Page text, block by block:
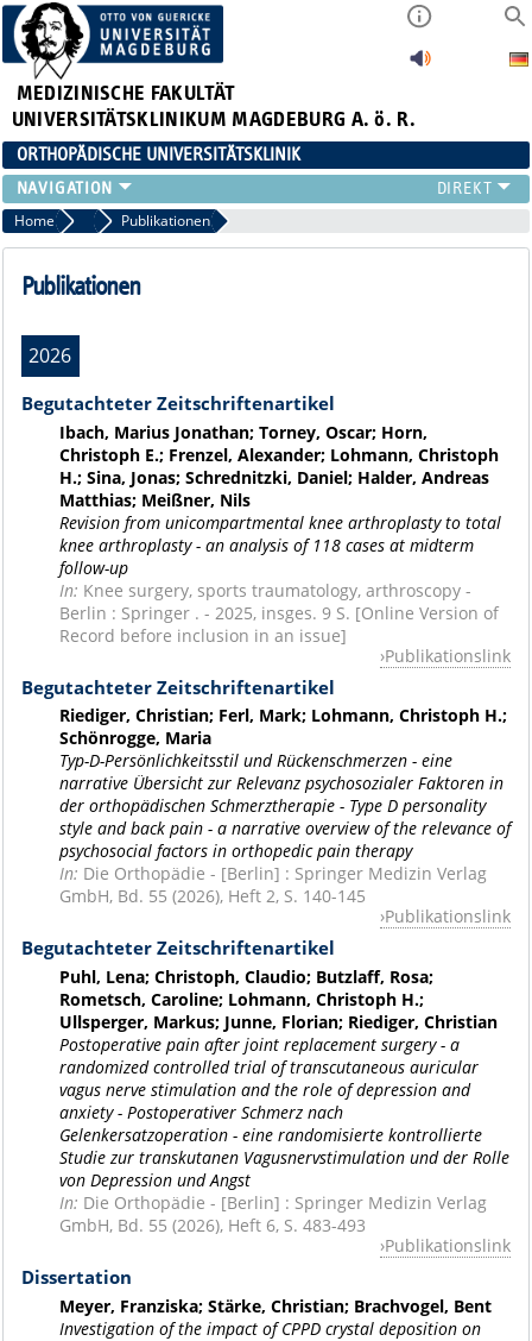
MEDIZINISCHE FAKULTÄT
UNIVERSITÄTSKLINIKUM MAGDEBURG A. ö. R.
ORTHOPÄDISCHE UNIVERSITÄTSKLINIK
TEAM
KLINIK
ÄRZTE
SCHWERPUNKTE
EXP. ORTHOPÄDIE
ENDOPROTHETIKZENTRUM DER MAXIMALVERSORGUNG
Home Exp. Orthopädie
Publikationen
Publikationen
2026
Begutachteter Zeitschriftenartikel
Ibach, Marius Jonathan; Torney, Oscar; Horn,
Christoph E.; Frenzel, Alexander; Lohmann, Christoph
H.; Sina, Jonas; Schrednitzki, Daniel; Halder, Andreas
Matthias; Meißner, Nils
Revision from unicompartmental knee arthroplasty to total
knee arthroplasty - an analysis of 118 cases at midterm
follow-up
In: Knee surgery, sports traumatology, arthroscopy -
Berlin : Springer . - 2025, insges. 9 S. [Online Version of
Record before inclusion in an issue]
Publikationslink
Begutachteter Zeitschriftenartikel
Riediger, Christian; Ferl, Mark; Lohmann, Christoph H.;
Schönrogge, Maria
Typ-D-Persönlichkeitsstil und Rückenschmerzen - eine
narrative Übersicht zur Relevanz psychosozialer Faktoren in
der orthopädischen Schmerztherapie - Type D personality
style and back pain - a narrative overview of the relevance of
psychosocial factors in orthopedic pain therapy
In: Die Orthopädie - [Berlin] : Springer Medizin Verlag
GmbH, Bd. 55 (2026), Heft 2, S. 140-145
Publikationslink
Begutachteter Zeitschriftenartikel
Puhl, Lena; Christoph, Claudio; Butzlaff, Rosa;
Rometsch, Caroline; Lohmann, Christoph H.;
Ullsperger, Markus; Junne, Florian; Riediger, Christian
Postoperative pain after joint replacement surgery - a
randomized controlled trial of transcutaneous auricular
vagus nerve stimulation and the role of depression and
anxiety - Postoperativer Schmerz nach
Gelenkersatzoperation - eine randomisierte kontrollierte
Studie zur transkutanen Vagusnervstimulation und der Rolle
von Depression und Angst
In: Die Orthopädie - [Berlin] : Springer Medizin Verlag
GmbH, Bd. 55 (2026), Heft 6, S. 483-493
Publikationslink
Dissertation
Meyer, Franziska; Stärke, Christian; Brachvogel, Bent
Investigation of the impact of CPPD crystal deposition on